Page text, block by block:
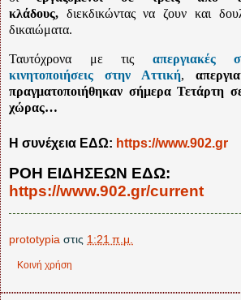
κλάδους, διεκδικώντας να ζουν και
δικαιώματα.
Ταυτόχρονα με τις απεργιακές
κινητοποιήσεις στην Αττική,
πραγματοποιήθηκαν σήμερα Τετάρτη
χώρας…
Η συνέχεια ΕΔΩ: https://www.902.gr
ΡΟΗ ΕΙΔΗΣΕΩΝ ΕΔΩ:
https://www.902.gr/current
prototypia στις 1:21 π.μ.
Κοινή χρήση